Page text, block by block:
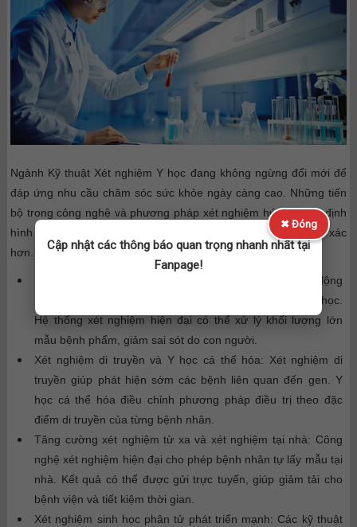
Ngành Kỹ thuật Xét nghiệm Y học đang không ngừng đổi mới để
đáp ứng nhu cầu chăm sóc sức khỏe ngày càng cao. Những tiến
bộ trong công nghệ và phương pháp xét nghiệm hứa hẹn sẽ định
hình tương lai của lĩnh vực này theo hướng hiện đại và chính xác
hơn.
AI và tự động
hóa giúp tăng tốc độ và độ chính xác của Xét nghiệm y học.
Hệ thống xét nghiệm hiện đại có thể xử lý khối lượng lớn
mẫu bệnh phẩm, giảm sai sót do con người.
Xét nghiệm di truyền và Y học cá thể hóa: Xét nghiệm di
truyền giúp phát hiện sớm các bệnh liên quan đến gen. Y
học cá thể hóa điều chỉnh phương pháp điều trị theo đặc
điểm di truyền của từng bệnh nhân.
Tăng cường xét nghiệm từ xa và xét nghiệm tại nhà: Công
nghệ xét nghiệm hiện đại cho phép bệnh nhân tự lấy mẫu tại
nhà. Kết quả có thể được gửi trực tuyến, giúp giảm tải cho
bệnh viện và tiết kiệm thời gian.
Xét nghiệm sinh học phân tử phát triển mạnh: Các kỹ thuật
✖ Đóng
Cập nhật các thông báo quan trọng nhanh nhất tại
Fanpage!